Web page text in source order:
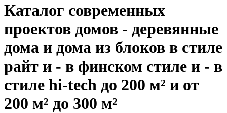
Каталог современных
проектов домов - деревянные
дома и дома из блоков в стиле
райт и - в финском стиле и - в
стиле hi-tech до 200 м² и от
200 м² до 300 м²